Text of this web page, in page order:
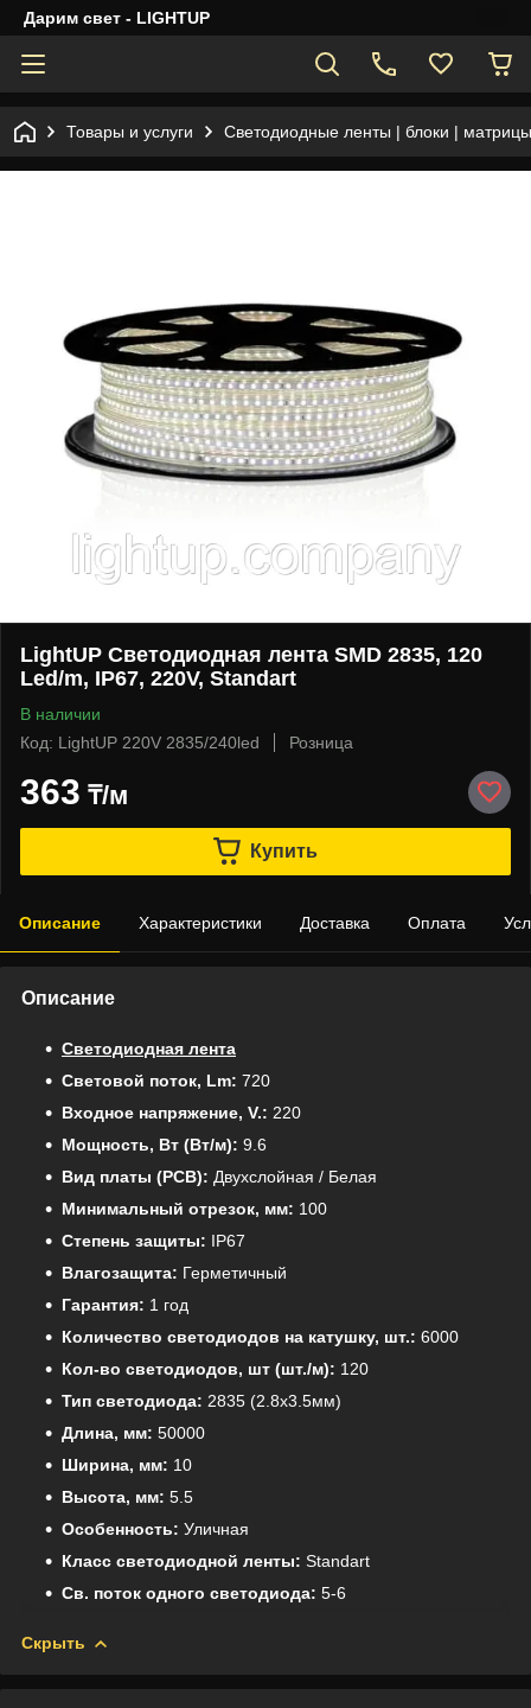
Дарим свет - LIGHTUP
Товары и услуги Светодиодные ленты | блоки |
LightUP Светодиодная лента SMD 2835, 120
Led/m, IP67, 220V, Standart
В наличии
Код: LightUP 220V 2835/240led
Розница
363 ₸/м
Купить
Описание Характеристики Доставка Оплата
Описание
Светодиодная лента
Световой поток, Lm: 720
Входное напряжение, V.: 220
Мощность, Вт (Вт/м): 9.6
Вид платы (PCB): Двухслойная / Белая
Минимальный отрезок, мм: 100
Степень защиты: IP67
Влагозащита: Герметичный
Гарантия: 1 год
Количество светодиодов на катушку, шт.: 6000
Кол-во светодиодов, шт (шт./м): 120
Тип светодиода: 2835 (2.8x3.5мм)
Длина, мм: 50000
Ширина, мм: 10
Высота, мм: 5.5
Особенность: Уличная
Класс светодиодной ленты: Standart
Св. поток одного светодиода: 5-6
Скрыть